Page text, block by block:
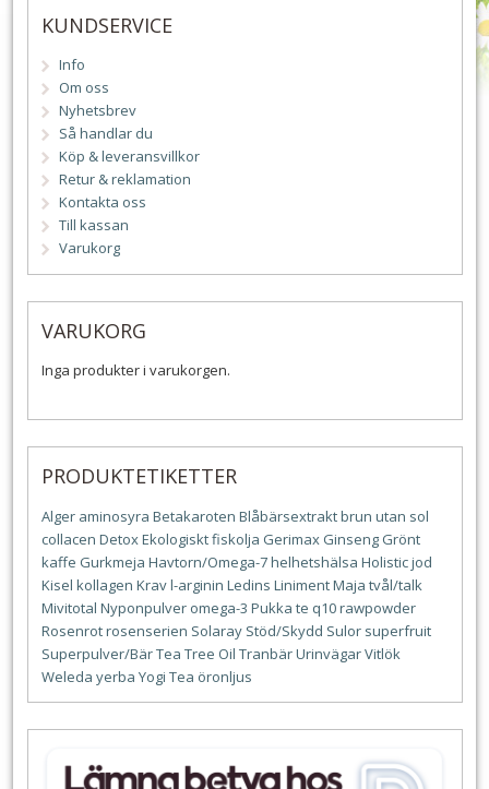
KUNDSERVICE
Info
Om oss
Nyhetsbrev
Så handlar du
Köp & leveransvillkor
Retur & reklamation
Kontakta oss
Till kassan
Varukorg
VARUKORG
Inga produkter i varukorgen.
PRODUKTETIKETTER
Alger aminosyra Betakaroten Blåbärsextraktbrun utan sol
collacen DetoxEkologisktfiskolja Gerimax Ginseng Grönt
kaffe Gurkmeja Havtorn/Omega-7helhetshälsa Holisticjod
Kisel kollagen Kravl-arginin Ledins LinimentMaja tvål/talk
Mivitotal Nyponpulver omega-3 Pukka te q10rawpowder
Rosenrotrosenserien Solaray Stöd/Skydd Sulor superfruit
Superpulver/BärTea Tree Oil TranbärUrinvägarVitlök
Weleda yerba Yogi Tea öronljus